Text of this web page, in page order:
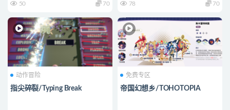
50 70 78 70
动作冒险
指尖碎裂/Typing Break
免费专区
帝国幻想乡/TOHOTOPIA